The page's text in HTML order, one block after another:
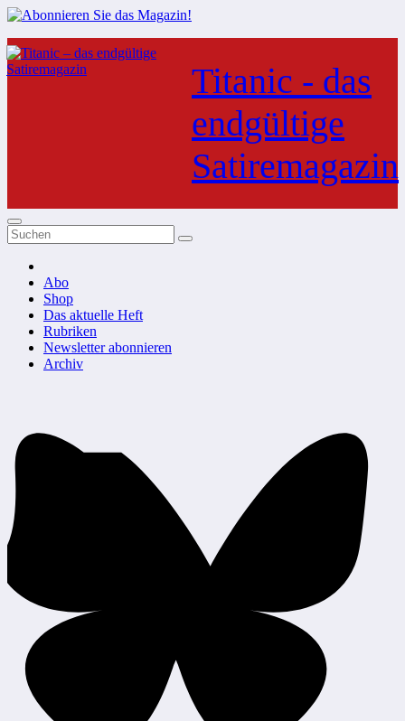
Zum
Inhalt
springen
Titanic - das
endgültige
Satiremagazin
Abo
Shop
Das aktuelle Heft
Rubriken
Newsletter abonnieren
Archiv